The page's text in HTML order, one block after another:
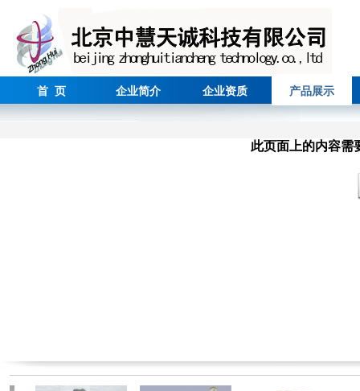
首 页 企业简介 企业资质 产品展示
此页面上的内容需